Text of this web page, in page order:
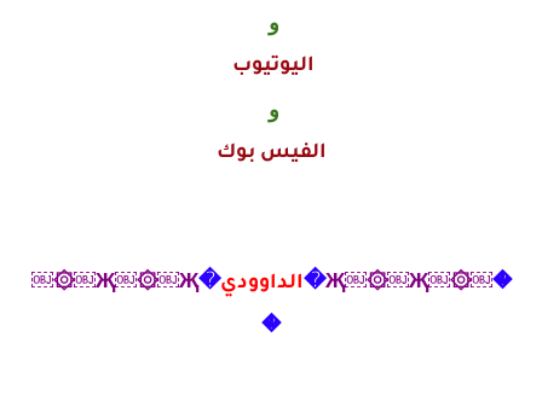
و
اليوتيوب
و
الفيس بوك
�￼۞￼Җ￼۞￼Җ �الداوودي�Җ￼۞￼Җ￼۞￼
�